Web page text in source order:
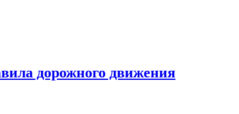
дорожного движения